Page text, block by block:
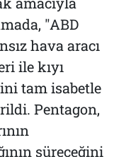
"ABD
hava aracı
ile kıyı
tam isabetle
Pentagon,
süreceğini